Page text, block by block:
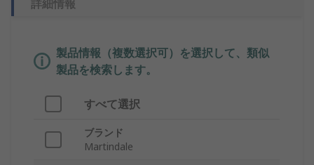
詳細情報
製品情報（複数選択可）を選択して、類似
製品を検索します。
すべて選択
ブランド
Martindale